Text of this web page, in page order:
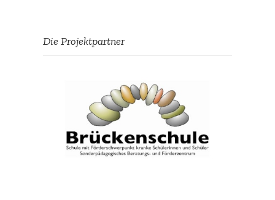
Die Projekt­partner